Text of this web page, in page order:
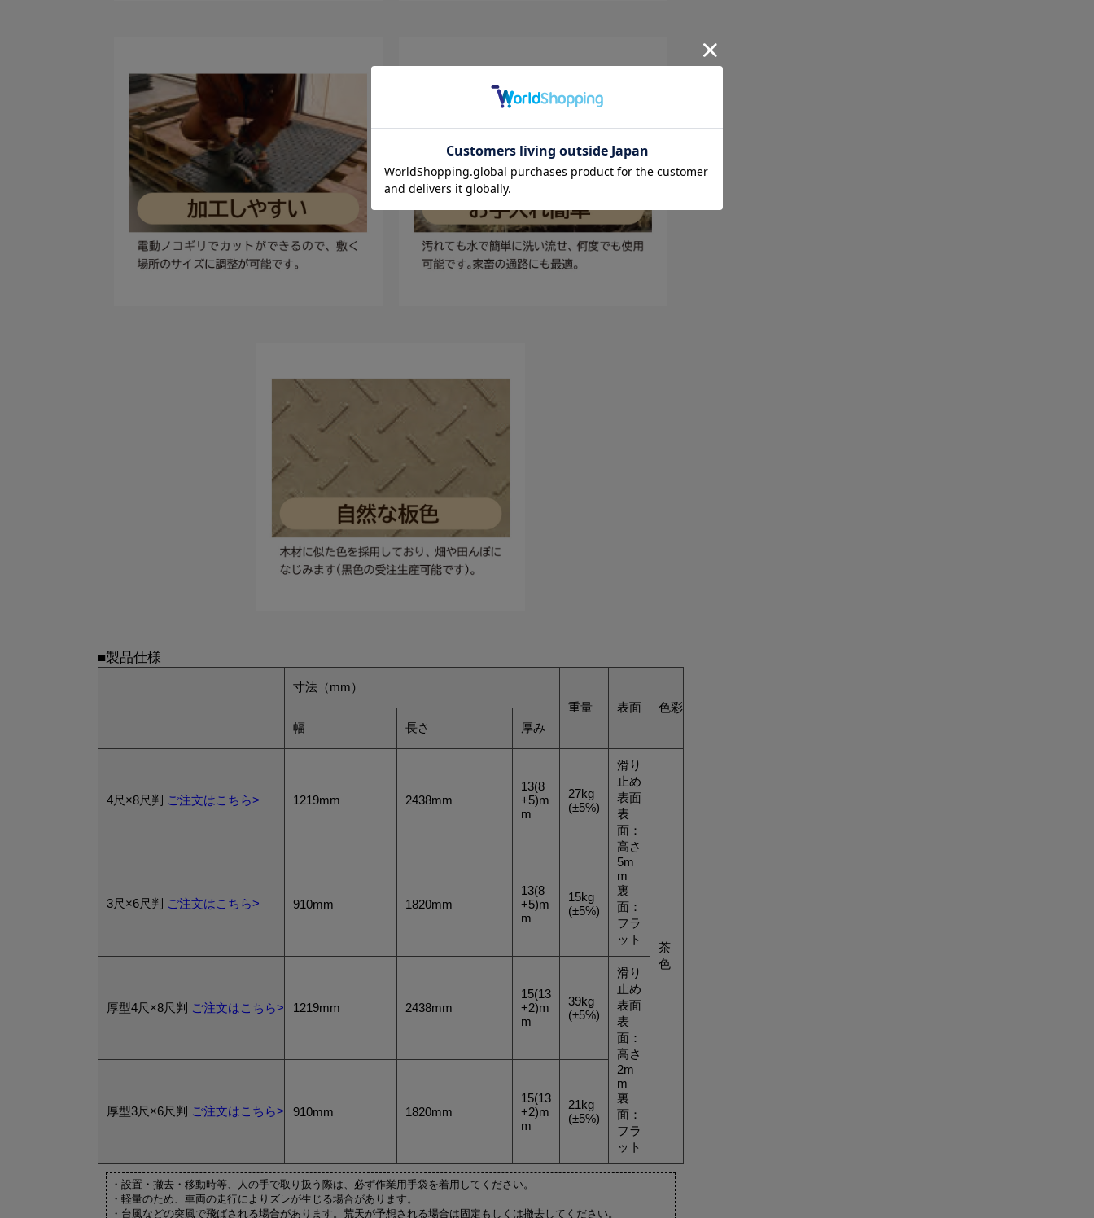
■製品仕様
寸法（mm）
重量
表面
色彩
幅
長さ 厚み
4尺×8尺判 ご注文はこちら> 1219mm 2438mm
13(8
+5)m
m
27kg
(±5%)
滑り
止め
表面
表
面：
高さ
5m
m
裏
面：
フラ
ット
茶
色
3尺×6尺判 ご注文はこちら> 910mm 1820mm
13(8
+5)m
m
15kg
(±5%)
厚型4尺×8尺判 ご注文はこちら> 1219mm 2438mm
15(13
+2)m
m
39kg
(±5%)
滑り
止め
表面
表
面：
高さ
2m
m
裏
面：
フラ
ット
厚型3尺×6尺判 ご注文はこちら> 910mm 1820mm
15(13
+2)m
m
21kg
(±5%)
・設置・撤去・移動時等、人の手で取り扱う際は、必ず作業用手袋を着用してください。
・軽量のため、車両の走行によりズレが生じる場合があります。
・台風などの突風で飛ばされる場合があります。荒天が予想される場合は固定もしくは撤去してください。